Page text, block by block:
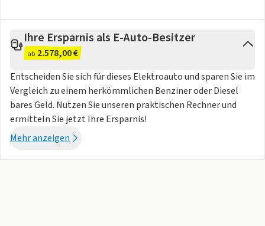
"Rear View"
- Wärmepumpe
- Zentralverriegelung mit schlüssellosem Schließ- und
Startsystem "Keyless Advanced" mit Safesicherung
- e-Sound
Interieur:
- Frontscheibe in Wärmeschutzglas beheizbar
- Gepäckraumabdeckung
Ihre Ersparnis als E-Auto-Besitzer
ab 2.578,00 €
Entscheiden Sie sich für dieses Elektroauto und sparen Sie im
Vergleich zu einem herkömmlichen Benziner oder Diesel
bares Geld. Nutzen Sie unseren praktischen Rechner und
ermitteln Sie jetzt Ihre Ersparnis!
Mehr anzeigen